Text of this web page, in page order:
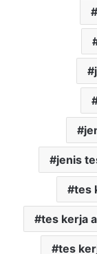
jenis
tes
tes kerja
tes